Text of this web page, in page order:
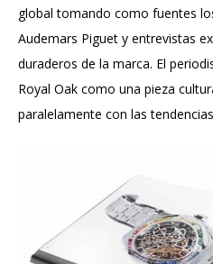
global tomando como fuentes
Audemars Piguet y entrevistas
duraderos de la marca. El
Royal Oak como una pieza
paralelamente con las